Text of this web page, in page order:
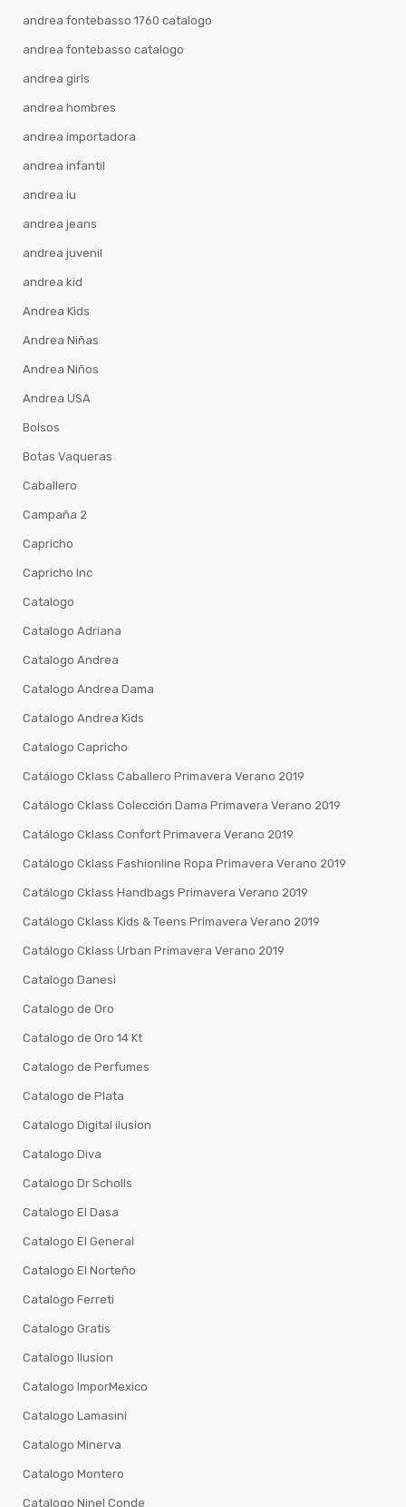
andrea fontebasso 1760 catalogo
andrea fontebasso catalogo
andrea girls
andrea hombres
andrea importadora
andrea infantil
andrea iu
andrea jeans
andrea juvenil
andrea kid
Andrea Kids
Andrea Niñas
Andrea Niños
Andrea USA
Bolsos
Botas Vaqueras
Caballero
Campaña 2
Capricho
Capricho Inc
Catalogo
Catalogo Adriana
Catalogo Andrea
Catalogo Andrea Dama
Catalogo Andrea Kids
Catalogo Capricho
Catálogo Cklass Caballero Primavera Verano 2019
Catálogo Cklass Colección Dama Primavera Verano 2019
Catálogo Cklass Confort Primavera Verano 2019
Catálogo Cklass Fashionline Ropa Primavera Verano 2019
Catálogo Cklass Handbags Primavera Verano 2019
Catálogo Cklass Kids & Teens Primavera Verano 2019
Catálogo Cklass Urban Primavera Verano 2019
Catalogo Danesi
Catalogo de Oro
Catalogo de Oro 14 Kt
Catalogo de Perfumes
Catalogo de Plata
Catalogo Digital ilusion
Catalogo Diva
Catalogo Dr Scholls
Catalogo El Dasa
Catalogo El General
Catalogo El Norteño
Catalogo Ferreti
Catalogo Gratis
Catalogo Ilusion
Catalogo ImporMexico
Catalogo Lamasini
Catalogo Minerva
Catalogo Montero
Catalogo Ninel Conde